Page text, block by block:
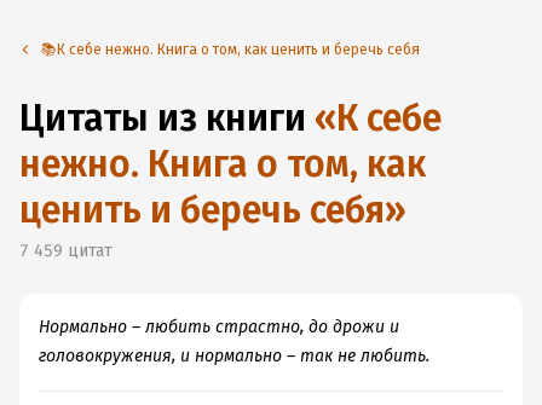
📚К себе нежно. Книга о том, как ценить и беречь себя
Цитаты из книги «К себе
нежно. Книга о том, как
ценить и беречь себя»
7 459 цитат
Нормально – любить страстно, до дрожи и
головокружения, и нормально – так не любить.